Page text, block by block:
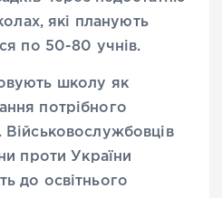
які планують
по 50-80 учнів.
школу як
потрібного
проти України
до освітнього